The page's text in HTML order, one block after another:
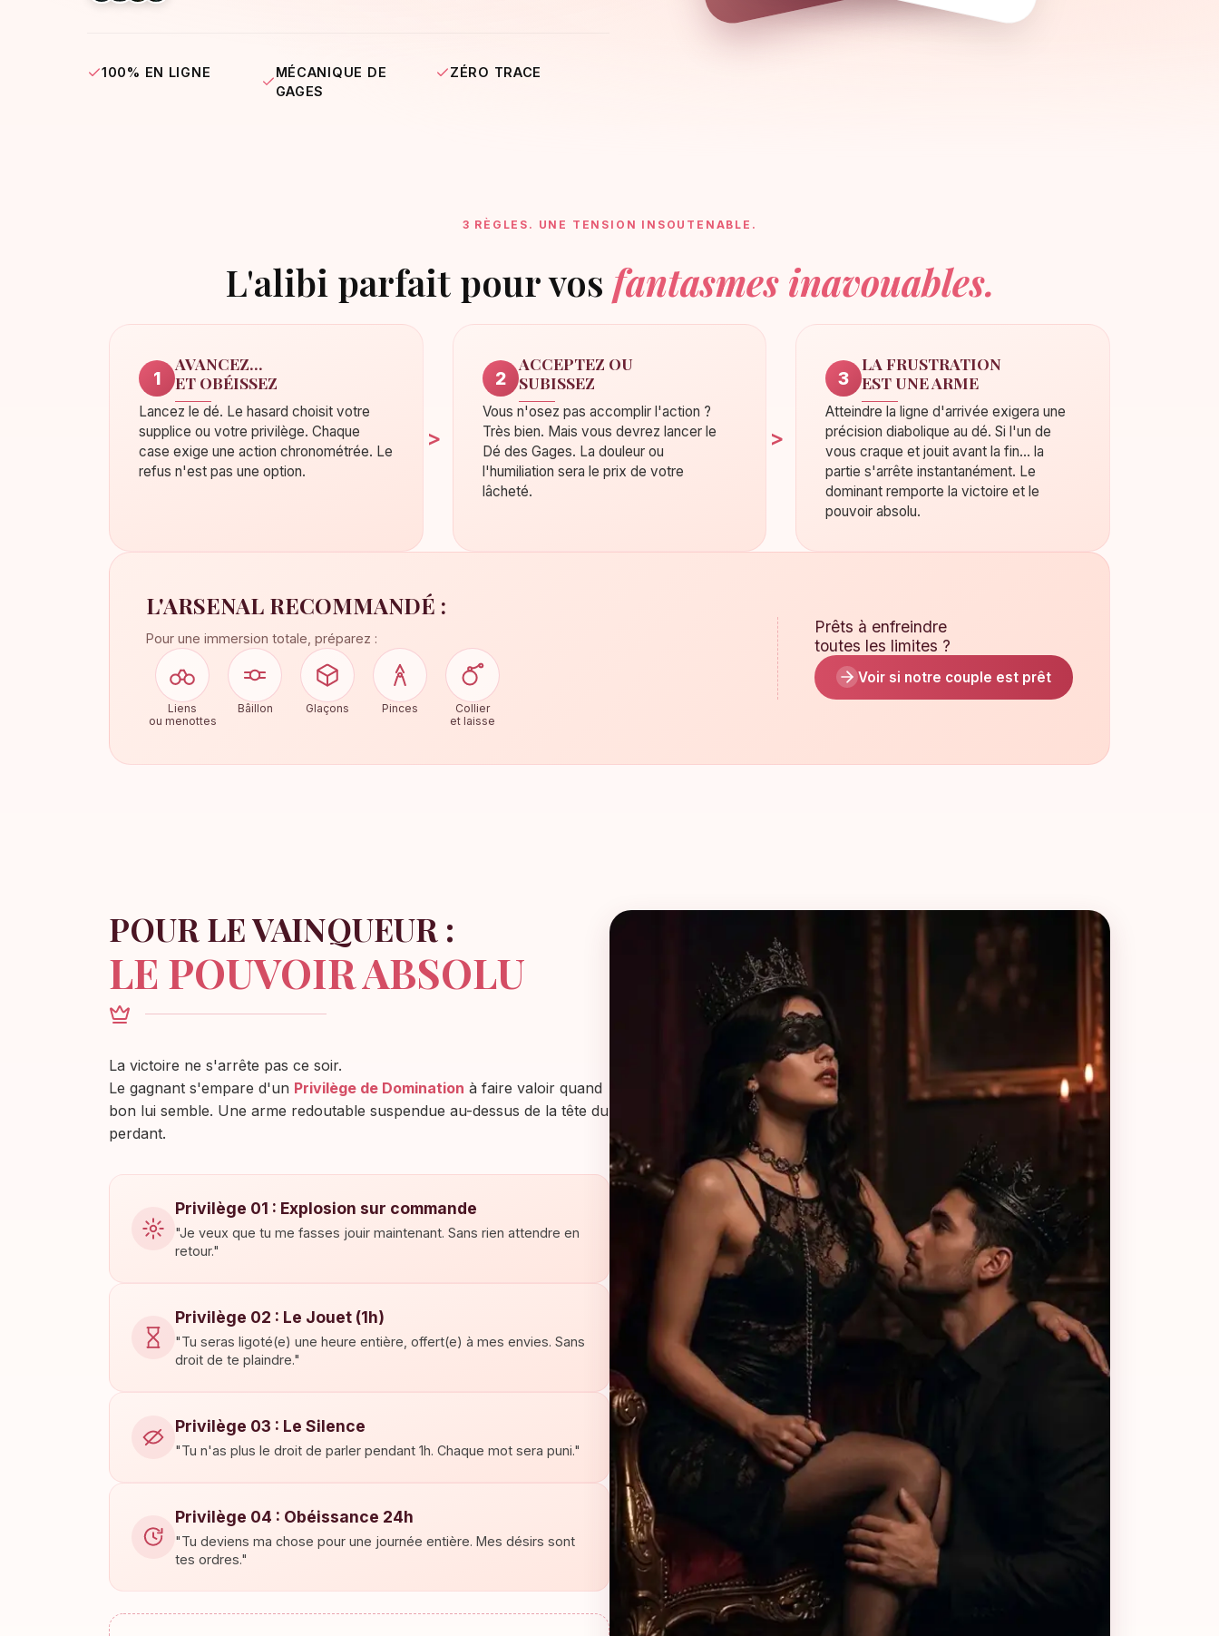
100% EN LIGNE
MÉCANIQUE DE
GAGES
ZÉRO TRACE
3 RÈGLES. UNE TENSION INSOUTENABLE.
L'alibi parfait pour vos fantasmes inavouables.
1
AVANCEZ...
ET OBÉISSEZ
Lancez le dé. Le hasard choisit votre
supplice ou votre privilège. Chaque
case exige une action chronométrée. Le
refus n'est pas une option.
2
ACCEPTEZ OU
SUBISSEZ
Vous n'osez pas accomplir l'action ?
Très bien. Mais vous devrez lancer le
Dé des Gages. La douleur ou
l'humiliation sera le prix de votre
lâcheté.
3
LA FRUSTRATION
EST UNE ARME
Atteindre la ligne d'arrivée exigera une
précision diabolique au dé. Si l'un de
vous craque et jouit avant la fin... la
partie s'arrête instantanément. Le
dominant remporte la victoire et le
pouvoir absolu.
L'ARSENAL RECOMMANDÉ :
Pour une immersion totale, préparez :
Liens
ou menottes
Bâillon Glaçons Pinces
Collier
et laisse
Prêts à enfreindre
toutes les limites ?
Voir si notre couple est prêt
POUR LE VAINQUEUR :
LE POUVOIR ABSOLU
La victoire ne s'arrête pas ce soir.
Le gagnant s'empare d'un Privilège de Domination à faire valoir quand
bon lui semble. Une arme redoutable suspendue au-dessus de la tête du
perdant.
Privilège 01 : Explosion sur commande
"Je veux que tu me fasses jouir maintenant. Sans rien attendre en
retour."
Privilège 02 : Le Jouet (1h)
"Tu seras ligoté(e) une heure entière, offert(e) à mes envies. Sans
droit de te plaindre."
Privilège 03 : Le Silence
"Tu n'as plus le droit de parler pendant 1h. Chaque mot sera puni."
Privilège 04 : Obéissance 24h
"Tu deviens ma chose pour une journée entière. Mes désirs sont
tes ordres."